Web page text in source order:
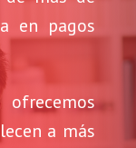
en pagos
a más